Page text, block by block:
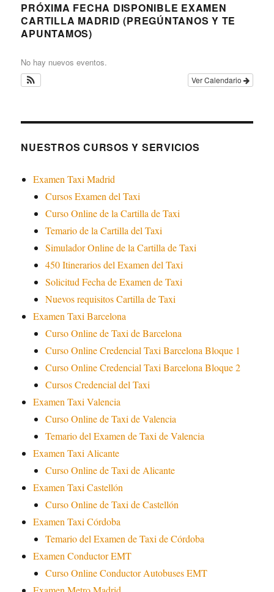
PRÓXIMA FECHA DISPONIBLE EXAMEN
CARTILLA MADRID (PREGÚNTANOS Y TE
APUNTAMOS)
No hay nuevos eventos.
Ver Calendario
NUESTROS CURSOS Y SERVICIOS
Examen Taxi Madrid
Cursos Examen del Taxi
Curso Online de la Cartilla de Taxi
Temario de la Cartilla del Taxi
Simulador Online de la Cartilla de Taxi
450 Itinerarios del Examen del Taxi
Solicitud Fecha de Examen de Taxi
Nuevos requisitos Cartilla de Taxi
Examen Taxi Barcelona
Curso Online de Taxi de Barcelona
Curso Online Credencial Taxi Barcelona Bloque 1
Curso Online Credencial Taxi Barcelona Bloque 2
Cursos Credencial del Taxi
Examen Taxi Valencia
Curso Online de Taxi de Valencia
Temario del Examen de Taxi de Valencia
Examen Taxi Alicante
Curso Online de Taxi de Alicante
Examen Taxi Castellón
Curso Online de Taxi de Castellón
Examen Taxi Córdoba
Temario del Examen de Taxi de Córdoba
Examen Conductor EMT
Curso Online Conductor Autobuses EMT